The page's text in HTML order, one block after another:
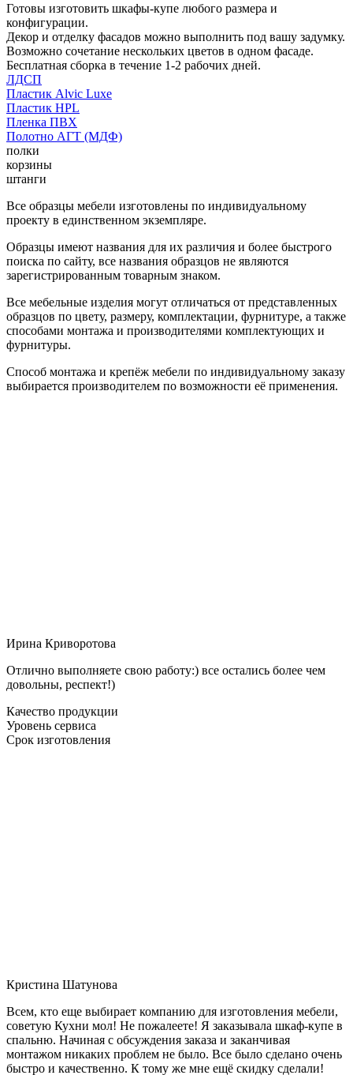
Готовы изготовить шкафы-купе любого размера и
конфигурации.
Декор и отделку фасадов можно выполнить под вашу задумку.
Возможно сочетание нескольких цветов в одном фасаде.
Бесплатная сборка в течение 1-2 рабочих дней.
ЛДСП
Пластик Alvic Luxe
Пластик HPL
Пленка ПВХ
Полотно АГТ (МДФ)
полки
корзины
штанги
Все образцы мебели изготовлены по индивидуальному
проекту в единственном экземпляре.
Образцы имеют названия для их различия и более быстрого
поиска по сайту, все названия образцов не являются
зарегистрированным товарным знаком.
Все мебельные изделия могут отличаться от представленных
образцов по цвету, размеру, комплектации, фурнитуре, а также
способами монтажа и производителями комплектующих и
фурнитуры.
Способ монтажа и крепёж мебели по индивидуальному заказу
выбирается производителем по возможности её применения.
Ирина Криворотова
Отлично выполняете свою работу:) все остались более чем
довольны, респект!)
Качество продукции
Уровень сервиса
Срок изготовления
Кристина Шатунова
Всем, кто еще выбирает компанию для изготовления мебели,
советую Кухни мол! Не пожалеете! Я заказывала шкаф-купе в
спальню. Начиная с обсуждения заказа и заканчивая
монтажом никаких проблем не было. Все было сделано очень
быстро и качественно. К тому же мне ещё скидку сделали!